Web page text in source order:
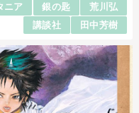
ニア 銀の匙
荒川弘
講談社
田中芳樹